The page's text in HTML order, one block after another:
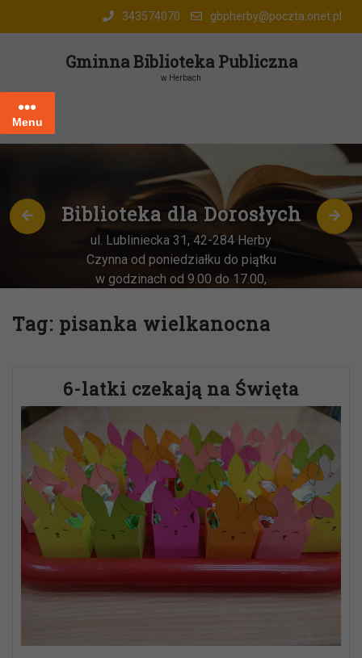
343574070 gbpherby@poczta.onet.pl
Gminna Biblioteka Publiczna
w Herbach
Menu
Biblioteka dla Dorosłych
ul. Lubliniecka 31, 42-284 Herby
Czynna od poniedziałku do piątku
w godzinach od 9.00 do 17.00,
w godz. 9:00-13:00
Tag: pisanka wielkanocna
6-latki czekają na Święta